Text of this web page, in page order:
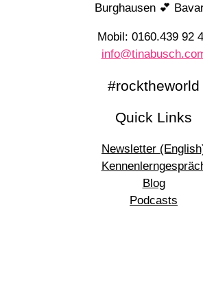
Burghausen 💕
Mobil: 0160.439 92
#rocktheworld
Quick Links
Newsletter
Blog
Podcasts